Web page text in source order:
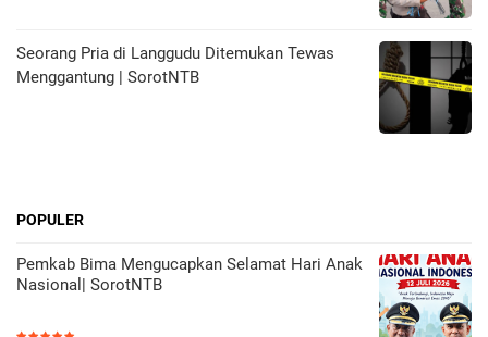
Seorang Pria di Langgudu Ditemukan Tewas
Menggantung | SorotNTB
POPULER
Pemkab Bima Mengucapkan Selamat Hari Anak
Nasional| SorotNTB